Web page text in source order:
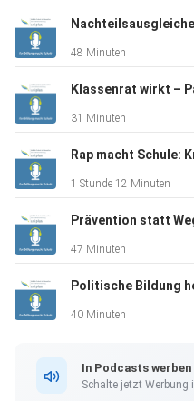
Dafür einsetzen, dass es in
Gewalt-Präventionsprojekt
umgesetzt wird
Die grüne Liste der
Landespräventionsrat
erwiesen
haben
48 Minuten
31 Minuten
1 Stunde 12 Minuten
47 Minuten
40 Minuten
In Podcasts werben
Schalte jetzt Werbung